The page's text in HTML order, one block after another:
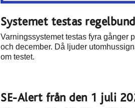
Systemet testas
Varningssystemet testas fyra gånger
och december. Då ljuder
om testet.
SE-Alert från den 1 juli